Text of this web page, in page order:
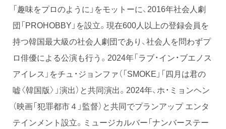
「趣味をプロのように」をモットーに、2016年社会人劇
団「PROHOBBY」を設立。現在600人以上の登録会員を
持つ韓国最大級の社会人劇団であり、社会人を問わずプ
ロ俳優による公演も行う。2024年「ラブ・イン・ブエノス
アイレス」をチュ・ジョンファ（「SMOKE」「四月は君の
嘘〈韓国版〉」演出）と共同演出。2024年、ホ・ミョンヘン
（映画「犯罪都市４」監督）と共同でプランアップ エンタ
テインメント設立。ミュージカルバー「ナンバーステー